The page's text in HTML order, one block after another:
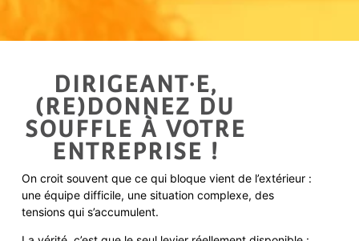
DIRIGEANT·E,
(RE)DONNEZ DU
SOUFFLE À VOTRE
ENTREPRISE !
On croit souvent que ce qui bloque vient de l’extérieur :
une équipe difficile, une situation complexe, des
tensions qui s’accumulent.